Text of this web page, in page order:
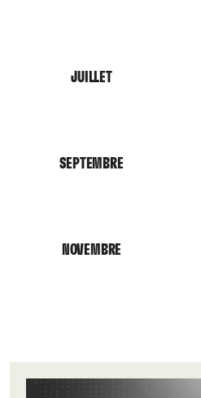
JUILLET
SEPTEMBRE
NOVEMBRE